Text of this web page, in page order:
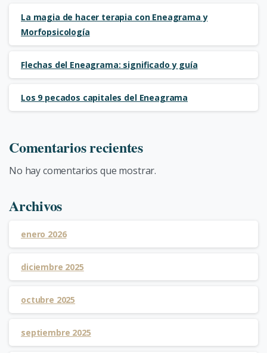
La magia de hacer terapia con Eneagrama y
Morfopsicología
Flechas del Eneagrama: significado y guía
Los 9 pecados capitales del Eneagrama
Comentarios recientes
No hay comentarios que mostrar.
Archivos
enero 2026
diciembre 2025
octubre 2025
septiembre 2025